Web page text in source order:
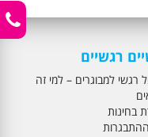
רגשיים
רגשי למבוגרים – למי זה
בחינות